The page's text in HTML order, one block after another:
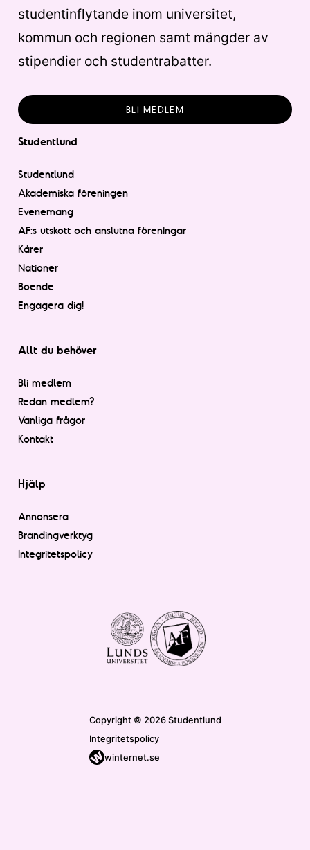
studentinflytande inom universitet,
kommun och regionen samt mängder av
stipendier och studentrabatter.
BLI MEDLEM
Studentlund
Studentlund
Akademiska föreningen
Evenemang
AF:s utskott och anslutna föreningar
Kårer
Nationer
Boende
Engagera dig!
Allt du behöver
Bli medlem
Redan medlem?
Vanliga frågor
Kontakt
Hjälp
Annonsera
Brandingverktyg
Integritetspolicy
Copyright © 2026 Studentlund
Integritetspolicy
winternet.se